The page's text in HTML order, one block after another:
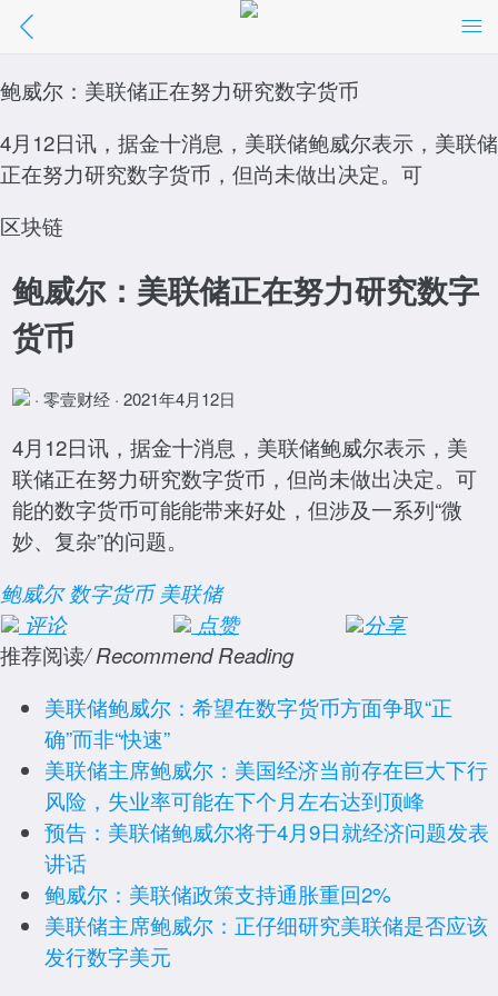
鲍威尔：美联储正在努力研究数字货币
4月12日讯，据金十消息，美联储鲍威尔表示，美联储
正在努力研究数字货币，但尚未做出决定。可
区块链
鲍威尔：美联储正在努力研究数字
货币
· 零壹财经 · 2021年4月12日
4月12日讯，据金十消息，美联储鲍威尔表示，美
联储正在努力研究数字货币，但尚未做出决定。可
能的数字货币可能能带来好处，但涉及一系列“微
妙、复杂”的问题。
鲍威尔 数字货币 美联储
评论
点赞 分享
推荐阅读/ Recommend Reading
美联储鲍威尔：希望在数字货币方面争取“正
确”而非“快速”
美联储主席鲍威尔：美国经济当前存在巨大下行
风险，失业率可能在下个月左右达到顶峰
预告：美联储鲍威尔将于4月9日就经济问题发表
讲话
鲍威尔：美联储政策支持通胀重回2%
美联储主席鲍威尔：正仔细研究美联储是否应该
发行数字美元
鲍威尔：美联储正在努力研究数字货币
//m.01caijing.com/article/278388.htm
点击阅读